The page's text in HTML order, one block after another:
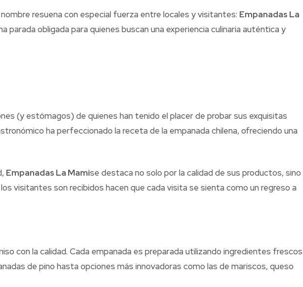
resuena con especial fuerza entre locales y visitantes: Empanadas La
obligada para quienes buscan una experiencia culinaria auténtica y
(y estómagos) de quienes han tenido el placer de probar sus exquisitas
ha perfeccionado la receta de la empanada chilena, ofreciendo una
Empanadas La Mamise destaca no solo por la calidad de sus productos, sino
visitantes son recibidos hacen que cada visita se sienta como un regreso a
con la calidad. Cada empanada es preparada utilizando ingredientes frescos
de pino hasta opciones más innovadoras como las de mariscos, queso